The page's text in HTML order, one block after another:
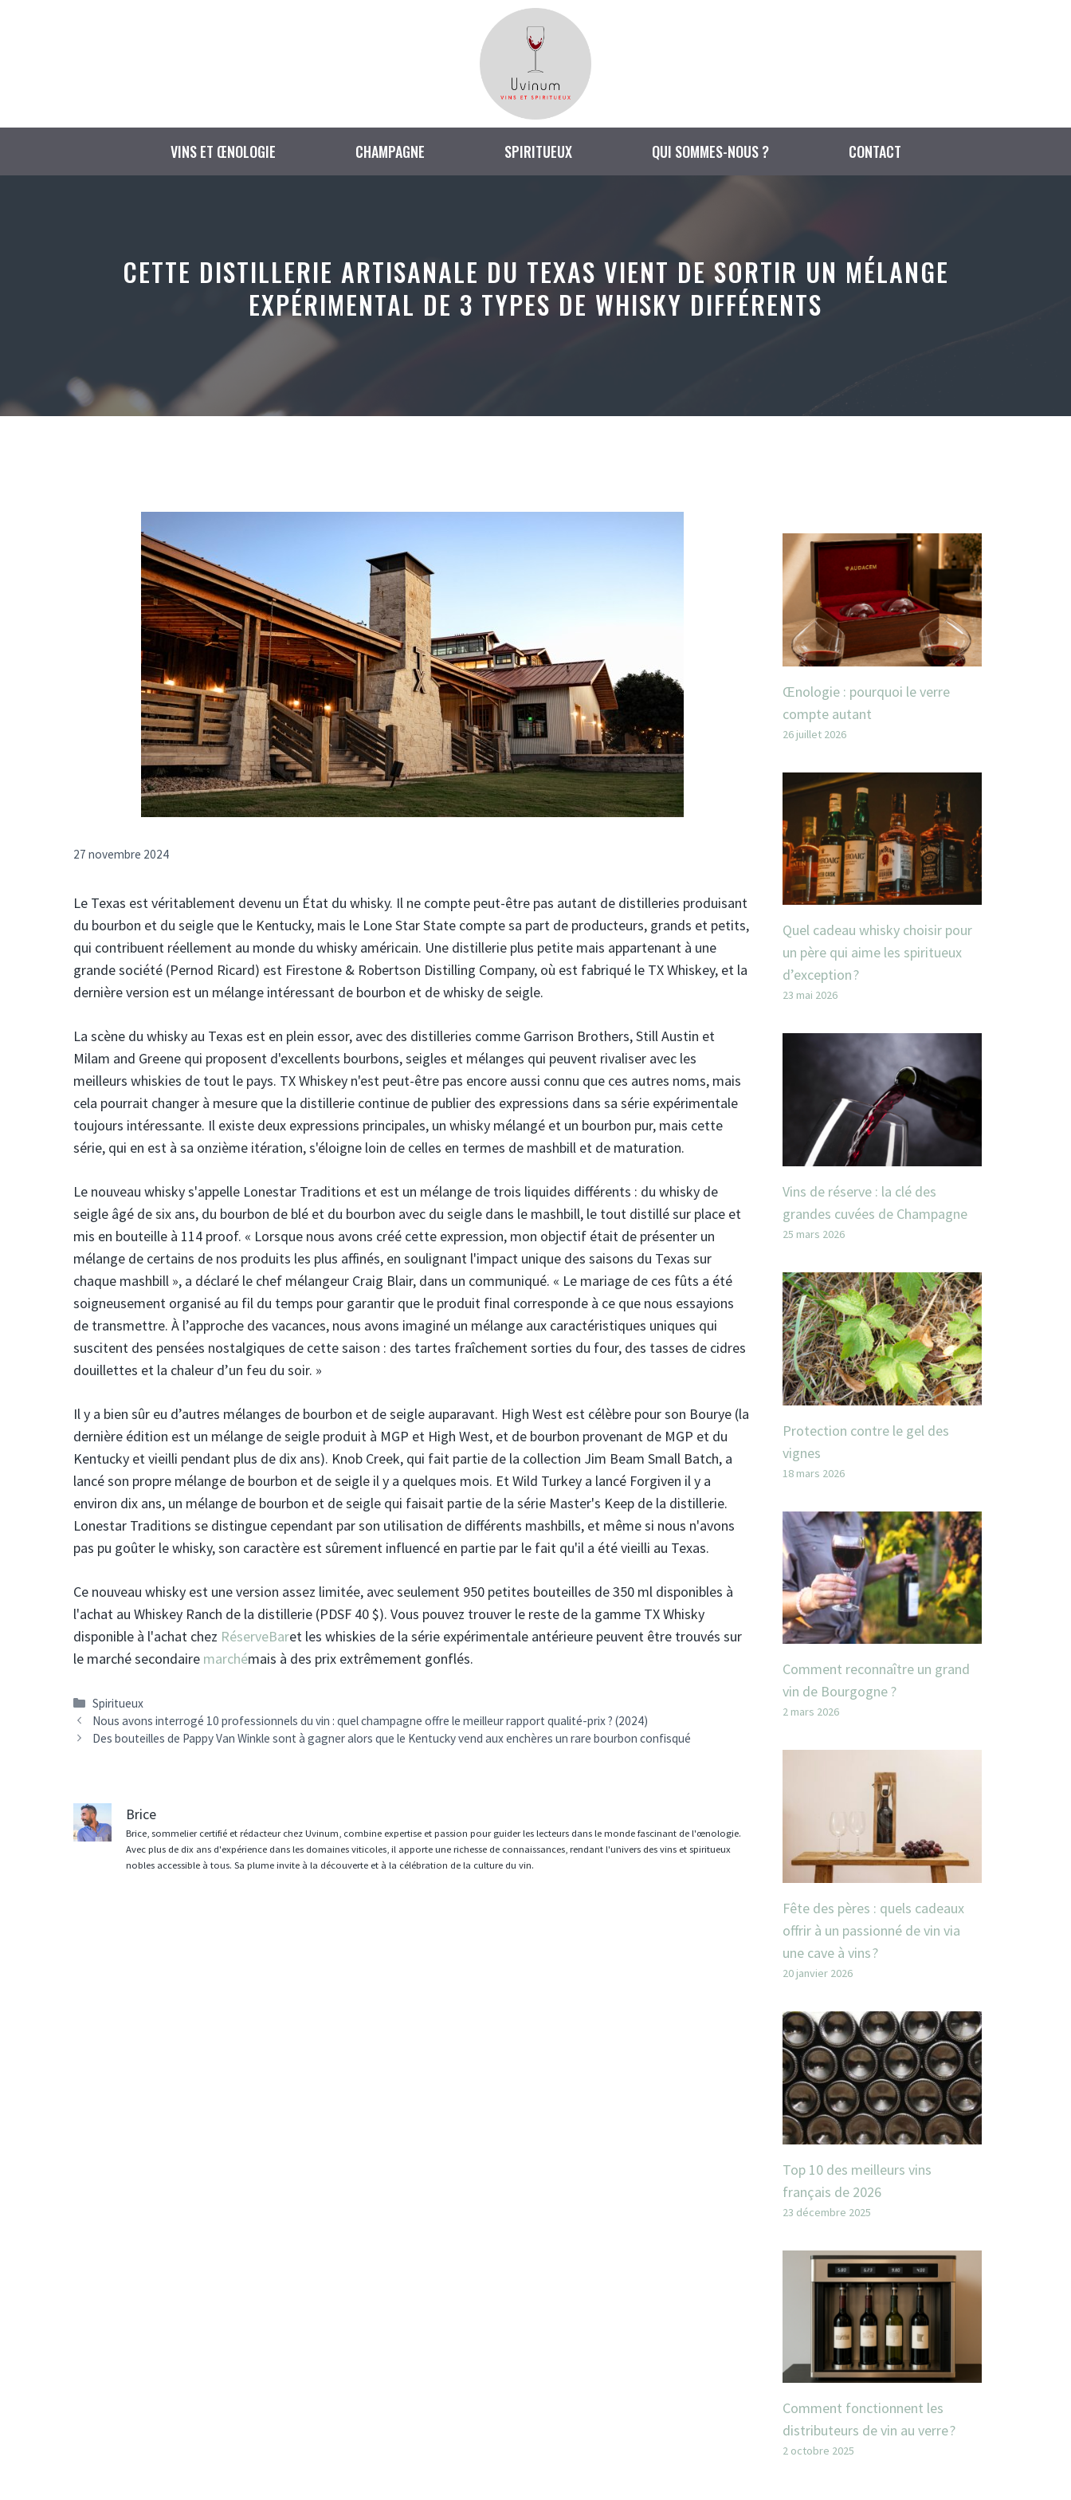
VINS ET ŒNOLOGIE CHAMPAGNE SPIRITUEUX QUI SOMMES-NOUS ? CONTACT
CETTE DISTILLERIE ARTISANALE DU TEXAS VIENT DE SORTIR UN MÉLANGE
EXPÉRIMENTAL DE 3 TYPES DE WHISKY DIFFÉRENTS
27 novembre 2024
Le Texas est véritablement devenu un État du whisky. Il ne compte peut-être pas autant de distilleries produisant
du bourbon et du seigle que le Kentucky, mais le Lone Star State compte sa part de producteurs, grands et petits,
qui contribuent réellement au monde du whisky américain. Une distillerie plus petite mais appartenant à une
grande société (Pernod Ricard) est Firestone & Robertson Distilling Company, où est fabriqué le TX Whiskey, et la
dernière version est un mélange intéressant de bourbon et de whisky de seigle.
La scène du whisky au Texas est en plein essor, avec des distilleries comme Garrison Brothers, Still Austin et
Milam and Greene qui proposent d'excellents bourbons, seigles et mélanges qui peuvent rivaliser avec les
meilleurs whiskies de tout le pays. TX Whiskey n'est peut-être pas encore aussi connu que ces autres noms, mais
cela pourrait changer à mesure que la distillerie continue de publier des expressions dans sa série expérimentale
toujours intéressante. Il existe deux expressions principales, un whisky mélangé et un bourbon pur, mais cette
série, qui en est à sa onzième itération, s'éloigne loin de celles en termes de mashbill et de maturation.
Le nouveau whisky s'appelle Lonestar Traditions et est un mélange de trois liquides différents : du whisky de
seigle âgé de six ans, du bourbon de blé et du bourbon avec du seigle dans le mashbill, le tout distillé sur place et
mis en bouteille à 114 proof. « Lorsque nous avons créé cette expression, mon objectif était de présenter un
mélange de certains de nos produits les plus affinés, en soulignant l'impact unique des saisons du Texas sur
chaque mashbill », a déclaré le chef mélangeur Craig Blair, dans un communiqué. « Le mariage de ces fûts a été
soigneusement organisé au fil du temps pour garantir que le produit final corresponde à ce que nous essayions
de transmettre. À l’approche des vacances, nous avons imaginé un mélange aux caractéristiques uniques qui
suscitent des pensées nostalgiques de cette saison : des tartes fraîchement sorties du four, des tasses de cidres
douillettes et la chaleur d’un feu du soir. »
Il y a bien sûr eu d’autres mélanges de bourbon et de seigle auparavant. High West est célèbre pour son Bourye (la
dernière édition est un mélange de seigle produit à MGP et High West, et de bourbon provenant de MGP et du
Kentucky et vieilli pendant plus de dix ans). Knob Creek, qui fait partie de la collection Jim Beam Small Batch, a
lancé son propre mélange de bourbon et de seigle il y a quelques mois. Et Wild Turkey a lancé Forgiven il y a
environ dix ans, un mélange de bourbon et de seigle qui faisait partie de la série Master's Keep de la distillerie.
Lonestar Traditions se distingue cependant par son utilisation de différents mashbills, et même si nous n'avons
pas pu goûter le whisky, son caractère est sûrement influencé en partie par le fait qu'il a été vieilli au Texas.
Ce nouveau whisky est une version assez limitée, avec seulement 950 petites bouteilles de 350 ml disponibles à
l'achat au Whiskey Ranch de la distillerie (PDSF 40 $). Vous pouvez trouver le reste de la gamme TX Whisky
disponible à l'achat chez RéserveBaret les whiskies de la série expérimentale antérieure peuvent être trouvés sur
le marché secondaire marchémais à des prix extrêmement gonflés.
Catégories
Spiritueux
Navigation
des
Nous avons interrogé 10 professionnels du vin : quel champagne offre le meilleur rapport qualité-prix ? (2024)
Des bouteilles de Pappy Van Winkle sont à gagner alors que le Kentucky vend aux enchères un rare bourbon confisqué
Brice
Brice, sommelier certifié et rédacteur chez Uvinum, combine expertise et passion pour guider les lecteurs dans le monde fascinant de l'œnologie.
Avec plus de dix ans d'expérience dans les domaines viticoles, il apporte une richesse de connaissances, rendant l'univers des vins et spiritueux
nobles accessible à tous. Sa plume invite à la découverte et à la célébration de la culture du vin.
Œnologie : pourquoi le verre
compte autant
26 juillet 2026
Quel cadeau whisky choisir pour
un père qui aime les spiritueux
d’exception ?
23 mai 2026
Vins de réserve : la clé des
grandes cuvées de Champagne
25 mars 2026
Protection contre le gel des
vignes
18 mars 2026
Comment reconnaître un grand
vin de Bourgogne ?
2 mars 2026
Fête des pères : quels cadeaux
offrir à un passionné de vin via
une cave à vins ?
20 janvier 2026
Top 10 des meilleurs vins
français de 2026
23 décembre 2025
Comment fonctionnent les
distributeurs de vin au verre ?
2 octobre 2025